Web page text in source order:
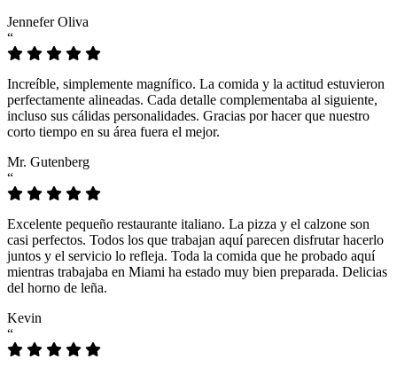
Jennefer Oliva
“
Increíble, simplemente magnífico. La comida y la actitud estuvieron
perfectamente alineadas. Cada detalle complementaba al siguiente,
incluso sus cálidas personalidades. Gracias por hacer que nuestro
corto tiempo en su área fuera el mejor.
Mr. Gutenberg
“
Excelente pequeño restaurante italiano. La pizza y el calzone son
casi perfectos. Todos los que trabajan aquí parecen disfrutar hacerlo
juntos y el servicio lo refleja. Toda la comida que he probado aquí
mientras trabajaba en Miami ha estado muy bien preparada. Delicias
del horno de leña.
Kevin
“